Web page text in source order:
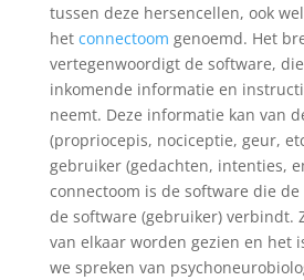
tussen deze hersencellen, ook wel
het connectoom genoemd. Het
vertegenwoordigt de software,
inkomende informatie en
neemt. Deze informatie kan van
(propriocepis, nociceptie, geur,
gebruiker (gedachten, intenties,
connectoom is de software die
de software (gebruiker) verbindt.
van elkaar worden gezien en het
we spreken van